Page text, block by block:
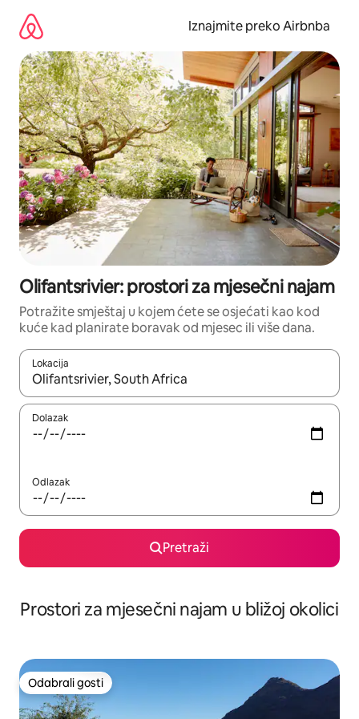
sadržaj
Iznajmite preko Airbnba
Olifantsrivier: prostori za mjesečni najam
Potražite smještaj u kojem ćete se osjećati kao kod
kuće kad planirate boravak od mjesec ili više dana.
Lokacija
Kada budu dostupni rezultati, moći ćete ih pregledati
Dolazak
Odlazak
Pretraži
Prostori za mjesečni najam u bližoj okolici
Odabrali gosti
Odabrali gosti